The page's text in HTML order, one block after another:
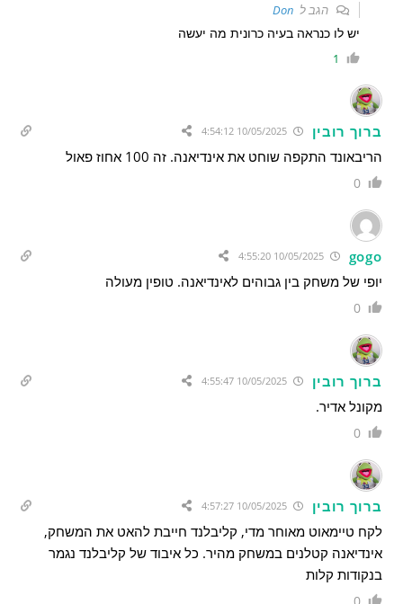
הגב ל Don
יש לו כנראה בעיה כרונית מה יעשה
1
ברוך רובין 10/05/2025 4:54:12
הריבאונד התקפה שוחט את אינדיאנה. זה 100 אחוז פאול
0
gogo
10/05/2025 4:55:20
יופי של משחק בין גבוהים לאינדיאנה. טופין מעולה
0
ברוך רובין 10/05/2025 4:55:47
מקונל אדיר.
0
ברוך רובין 10/05/2025 4:57:27
לקח טיימאוט מאוחר מדי, קליבלנד חייבת להאט את המשחק,
אינדיאנה קטלנים במשחק מהיר. כל איבוד של קליבלנד נגמר
בנקודות קלות
0